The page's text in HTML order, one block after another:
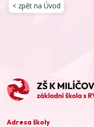
< zpět na Úvod
Adresa školy